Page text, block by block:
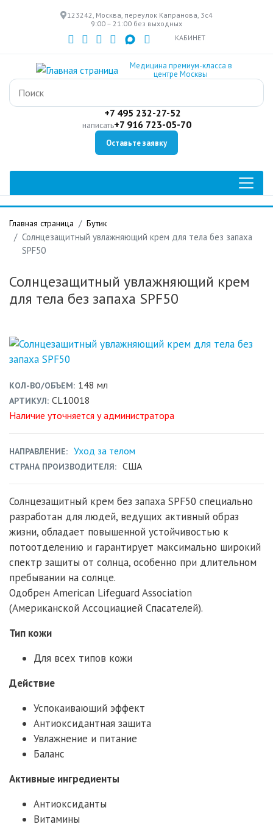
к
основному
содержанию
123242, Москва, переулок Капранова, 3с4
9:00 – 21:00 без выходных
КАБИНЕТ
Медицина премиум-класса в
центре Москвы
+7 495 232-27-52
написать+7 916 723-05-70
Оставьте заявку
Главная страница Бутик
Солнцезащитный увлажняющий крем для тела без запаха
SPF50
Солнцезащитный увлажняющий крем
для тела без запаха SPF50
КОЛ-ВО/ОБЪЕМ 148 мл
АРТИКУЛ CL10018
Наличие уточняется у администратора
НАПРАВЛЕНИЕ Уход за телом
СТРАНА ПРОИЗВОДИТЕЛЯ США
Солнцезащитный крем без запаха SPF50 специально
разработан для людей, ведущих активный образ
жизни, обладает повышенной устойчивостью к
потоотделению и гарантирует максимально широкий
спектр защиты от солнца, особенно при длительном
пребывании на солнце.
Одобрен American Lifeguard Association
(Американской Ассоциацией Спасателей).
Тип кожи
Для всех типов кожи
Действие
Успокаивающий эффект
Антиоксидантная защита
Увлажнение и питание
Баланс
Активные ингредиенты
Антиоксиданты
Витамины